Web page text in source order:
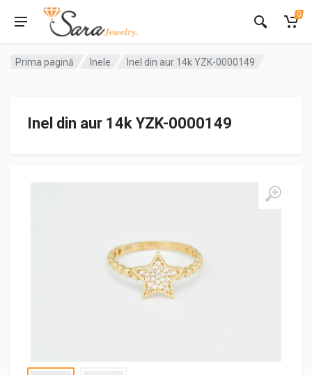
0
Prima pagină Inele Inel din aur 14k YZK-0000149
Inel din aur 14k YZK-0000149